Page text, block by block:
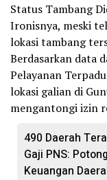
Status Tambang
Ironisnya, meski
lokasi tambang
Berdasarkan data
Pelayanan
lokasi galian di
mengantongi izin
490 Daerah
Gaji PNS:
Keuangan